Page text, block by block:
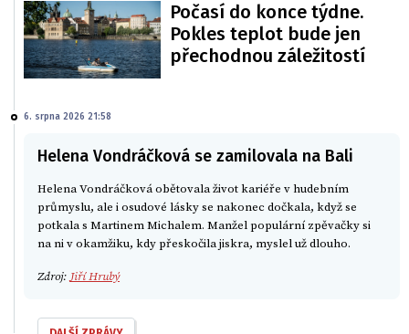
Počasí do konce týdne.
Pokles teplot bude jen
přechodnou záležitostí
6. srpna 2026 21:58
Helena Vondráčková se zamilovala na Bali
Helena Vondráčková obětovala život kariéře v hudebním
průmyslu, ale i osudové lásky se nakonec dočkala, když se
potkala s Martinem Michalem. Manžel populární zpěvačky si
na ni v okamžiku, kdy přeskočila jiskra, myslel už dlouho.
Zdroj: Jiří Hrubý